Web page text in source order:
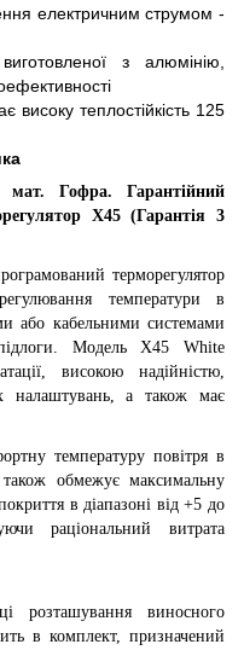
електричним струмом -
з алюмінію,
теплостійкість 125
мат. Гофра. Гарантійний
X45 (Гарантія 3
терморегулятор
температури в
або кабельними системами
Модель X45 White
високою надійністю,
налаштувань, а також має
температуру повітря в
обмежує максимальну
в діапазоні від +5 до
раціональний витрата
розташування виносного
в комплект, призначений